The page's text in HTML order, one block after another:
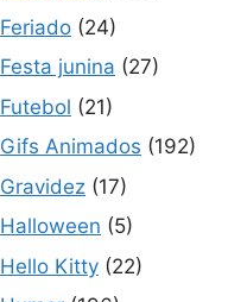
Feriado (24)
Festa junina (27)
Futebol (21)
Gifs Animados (192)
Gravidez (17)
Halloween (5)
Hello Kitty (22)